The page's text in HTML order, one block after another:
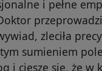
i pełne
zleciła
sumieniem
i cieszę się, że w